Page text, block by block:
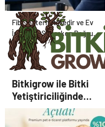
Fiber İnternet Nedir ve Ev
İnterneti Seçerken Doğru
Kararı Nasıl Verirsiniz
Bitkigrow ile Bitki
Yetiştiriciliğinde
Doğru Ekipman ve
Ürün Seçimi